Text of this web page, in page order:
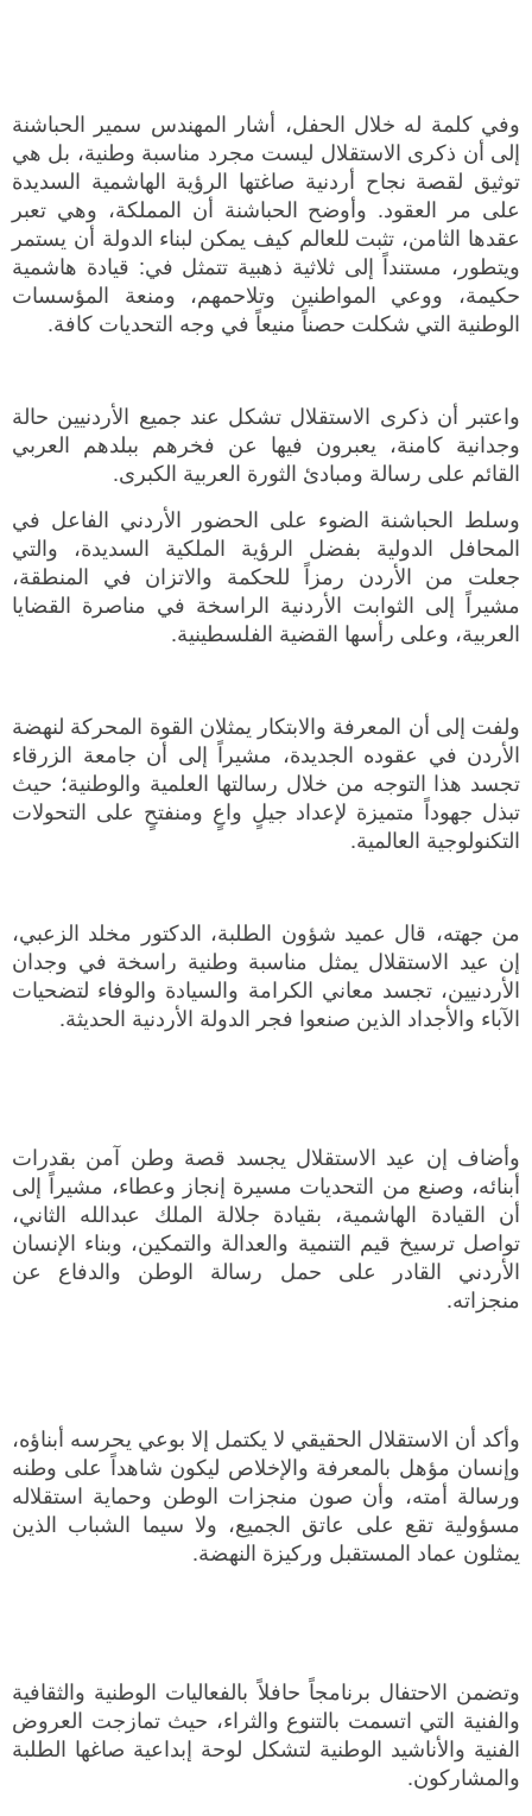
وفي كلمة له خلال الحفل، أشار المهندس سمير الحباشنة
إلى أن ذكرى الاستقلال ليست مجرد مناسبة وطنية، بل هي
توثيق لقصة نجاح أردنية صاغتها الرؤية الهاشمية السديدة
على مر العقود. وأوضح الحباشنة أن المملكة، وهي تعبر
عقدها الثامن، تثبت للعالم كيف يمكن لبناء الدولة أن يستمر
ويتطور، مستنداً إلى ثلاثية ذهبية تتمثل في: قيادة هاشمية
حكيمة، ووعي المواطنين وتلاحمهم، ومنعة المؤسسات
الوطنية التي شكلت حصناً منيعاً في وجه التحديات كافة.
واعتبر أن ذكرى الاستقلال تشكل عند جميع الأردنيين حالة
وجدانية كامنة، يعبرون فيها عن فخرهم ببلدهم العربي
القائم على رسالة ومبادئ الثورة العربية الكبرى.
وسلط الحباشنة الضوء على الحضور الأردني الفاعل في
المحافل الدولية بفضل الرؤية الملكية السديدة، والتي
جعلت من الأردن رمزاً للحكمة والاتزان في المنطقة،
مشيراً إلى الثوابت الأردنية الراسخة في مناصرة القضايا
العربية، وعلى رأسها القضية الفلسطينية.
ولفت إلى أن المعرفة والابتكار يمثلان القوة المحركة لنهضة
الأردن في عقوده الجديدة، مشيراً إلى أن جامعة الزرقاء
تجسد هذا التوجه من خلال رسالتها العلمية والوطنية؛ حيث
تبذل جهوداً متميزة لإعداد جيلٍ واعٍ ومنفتحٍ على التحولات
التكنولوجية العالمية.
من جهته، قال عميد شؤون الطلبة، الدكتور مخلد الزعبي،
إن عيد الاستقلال يمثل مناسبة وطنية راسخة في وجدان
الأردنيين، تجسد معاني الكرامة والسيادة والوفاء لتضحيات
الآباء والأجداد الذين صنعوا فجر الدولة الأردنية الحديثة.
وأضاف إن عيد الاستقلال يجسد قصة وطن آمن بقدرات
أبنائه، وصنع من التحديات مسيرة إنجاز وعطاء، مشيراً إلى
أن القيادة الهاشمية، بقيادة جلالة الملك عبدالله الثاني،
تواصل ترسيخ قيم التنمية والعدالة والتمكين، وبناء الإنسان
الأردني القادر على حمل رسالة الوطن والدفاع عن
منجزاته.
وأكد أن الاستقلال الحقيقي لا يكتمل إلا بوعي يحرسه أبناؤه،
وإنسان مؤهل بالمعرفة والإخلاص ليكون شاهداً على وطنه
ورسالة أمته، وأن صون منجزات الوطن وحماية استقلاله
مسؤولية تقع على عاتق الجميع، ولا سيما الشباب الذين
يمثلون عماد المستقبل وركيزة النهضة.
وتضمن الاحتفال برنامجاً حافلاً بالفعاليات الوطنية والثقافية
والفنية التي اتسمت بالتنوع والثراء، حيث تمازجت العروض
الفنية والأناشيد الوطنية لتشكل لوحة إبداعية صاغها الطلبة
والمشاركون.